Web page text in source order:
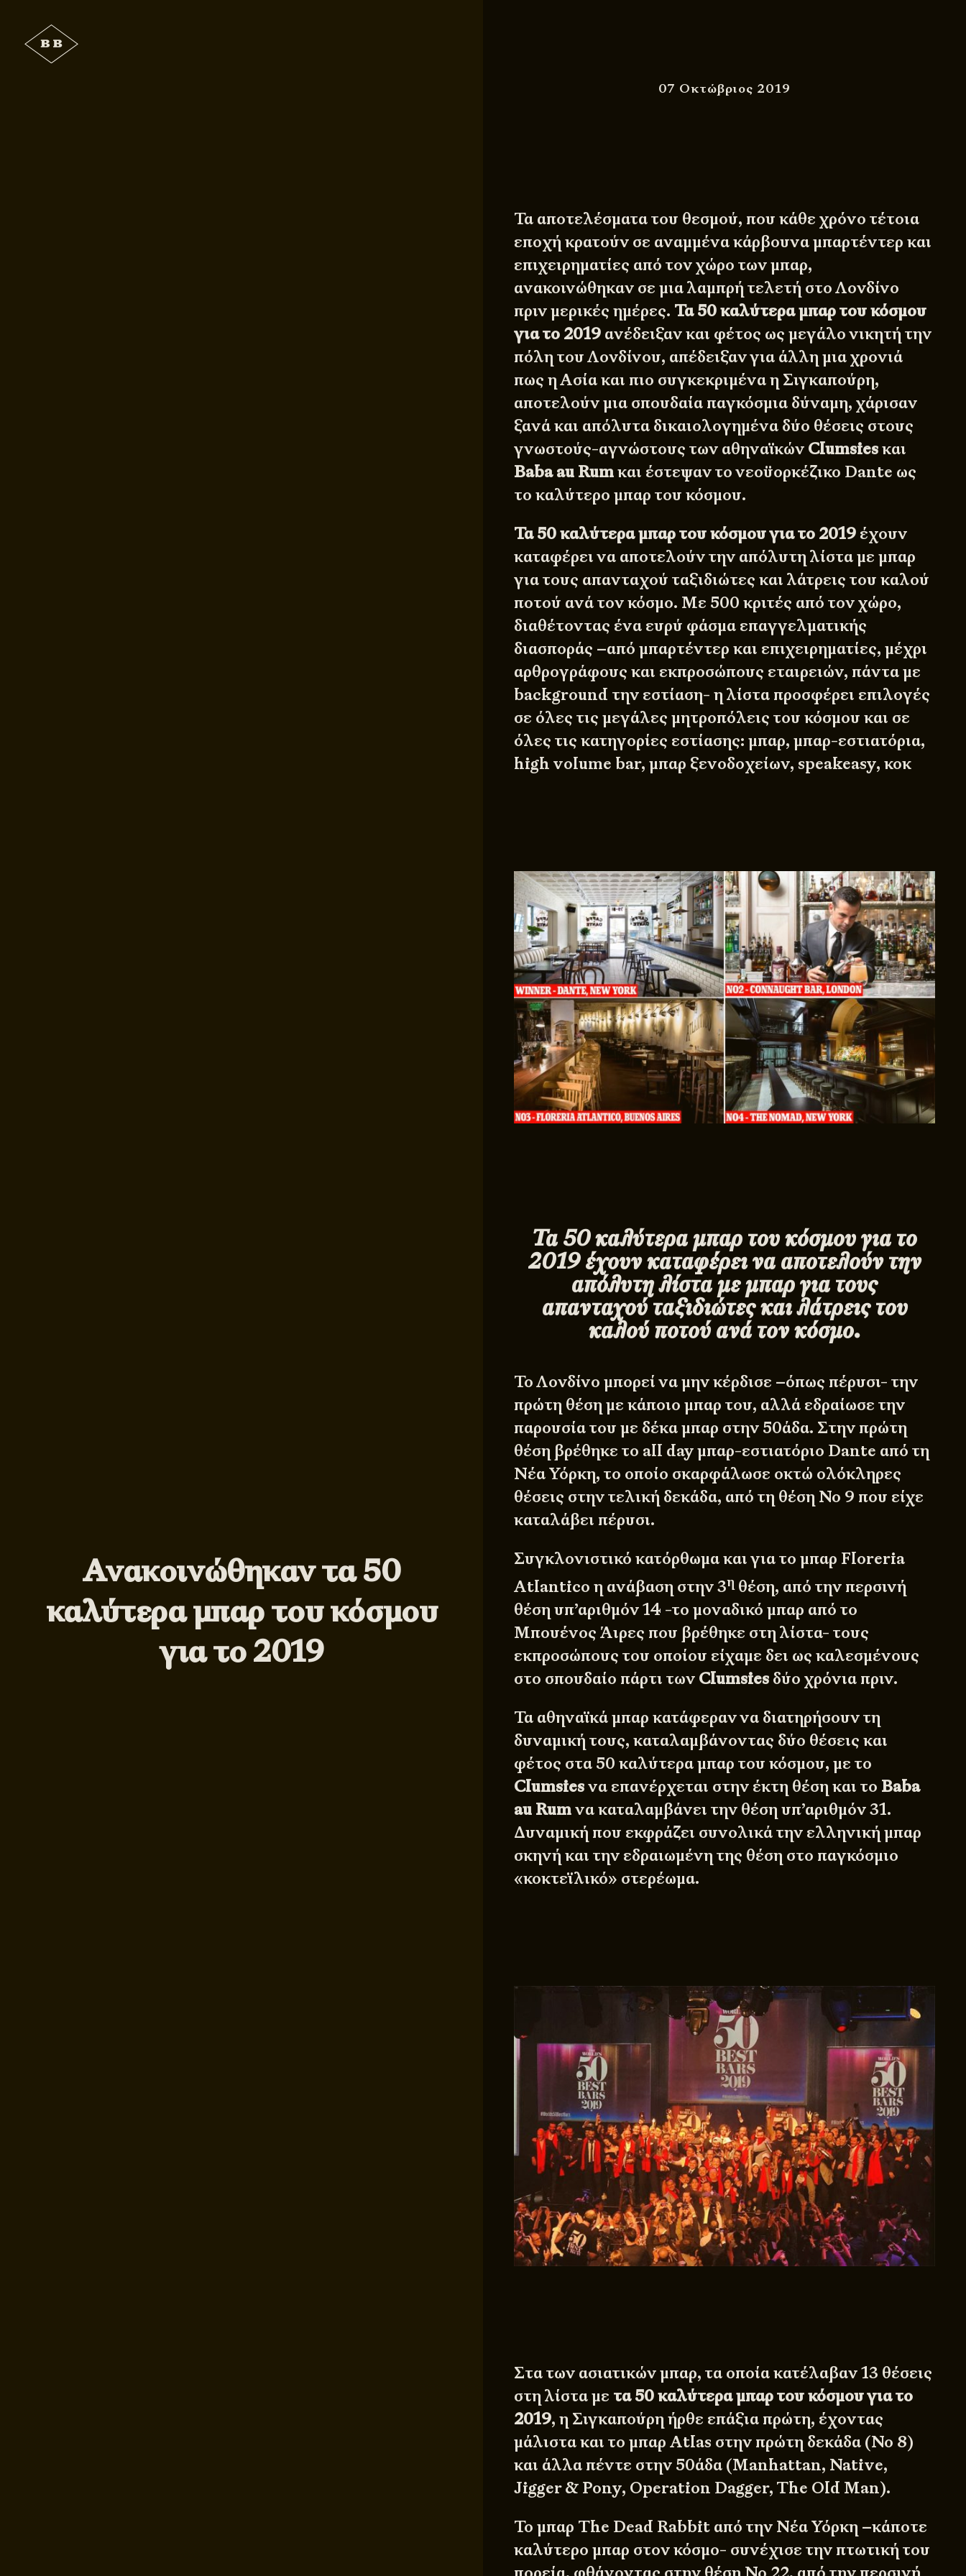
Ανακοινώθηκαν τα 50
καλύτερα μπαρ του κόσμου
για το 2019
07 Οκτώβριος 2019
Τα αποτελέσματα του θεσμού, που κάθε χρόνο τέτοια
εποχή κρατούν σε αναμμένα κάρβουνα μπαρτέντερ και
επιχειρηματίες από τον χώρο των μπαρ,
ανακοινώθηκαν σε μια λαμπρή τελετή στο Λονδίνο
πριν μερικές ημέρες. Τα 50 καλύτερα μπαρ του κόσμου
για το 2019 ανέδειξαν και φέτος ως μεγάλο νικητή την
πόλη του Λονδίνου, απέδειξαν για άλλη μια χρονιά
πως η Ασία και πιο συγκεκριμένα η Σιγκαπούρη,
αποτελούν μια σπουδαία παγκόσμια δύναμη, χάρισαν
ξανά και απόλυτα δικαιολογημένα δύο θέσεις στους
γνωστούς-αγνώστους των αθηναϊκών Clumsiesκαι
Baba au Rumκαι έστεψαν το νεοϋορκέζικο Dante ως
το καλύτερο μπαρ του κόσμου.
Τα 50 καλύτερα μπαρ του κόσμου για το 2019 έχουν
καταφέρει να αποτελούν την απόλυτη λίστα με μπαρ
για τους απανταχού ταξιδιώτες και λάτρεις του καλού
ποτού ανά τον κόσμο. Με 500 κριτές από τον χώρο,
διαθέτοντας ένα ευρύ φάσμα επαγγελματικής
διασποράς –από μπαρτέντερ και επιχειρηματίες, μέχρι
αρθρογράφους και εκπροσώπους εταιρειών, πάντα με
background την εστίαση- η λίστα προσφέρει επιλογές
σε όλες τις μεγάλες μητροπόλεις του κόσμου και σε
όλες τις κατηγορίες εστίασης: μπαρ, μπαρ-εστιατόρια,
high volume bar, μπαρ ξενοδοχείων, speakeasy, κοκ
Τα 50 καλύτερα μπαρ του κόσμου για το
2019 έχουν καταφέρει να αποτελούν την
απόλυτη λίστα με μπαρ για τους
απανταχού ταξιδιώτες και λάτρεις του
καλού ποτού ανά τον κόσμο.
Το Λονδίνο μπορεί να μην κέρδισε –όπως πέρυσι- την
πρώτη θέση με κάποιο μπαρ του, αλλά εδραίωσε την
παρουσία του με δέκα μπαρ στην 50άδα. Στην πρώτη
θέση βρέθηκε το all day μπαρ-εστιατόριο Dante από τη
Νέα Υόρκη, το οποίο σκαρφάλωσε οκτώ ολόκληρες
θέσεις στην τελική δεκάδα, από τη θέση Νο 9 που είχε
καταλάβει πέρυσι.
Συγκλονιστικό κατόρθωμα και για το μπαρ Floreria
Atlantico η ανάβαση στην 3ηθέση, από την περσινή
θέση υπ’αριθμόν 14 -το μοναδικό μπαρ από το
Μπουένος Άιρες που βρέθηκε στη λίστα- τους
εκπροσώπους του οποίου είχαμε δει ως καλεσμένους
στο σπουδαίο πάρτι των Clumsies δύο χρόνια πριν.
Τα αθηναϊκά μπαρ κατάφεραν να διατηρήσουν τη
δυναμική τους, καταλαμβάνοντας δύο θέσεις και
φέτος στα 50 καλύτερα μπαρ του κόσμου, με το
Clumsiesνα επανέρχεται στην έκτη θέση και το Baba
au Rumνα καταλαμβάνει την θέση υπ’αριθμόν 31.
Δυναμική που εκφράζει συνολικά την ελληνική μπαρ
σκηνή και την εδραιωμένη της θέση στο παγκόσμιο
«κοκτεϊλικό» στερέωμα.
Στα των ασιατικών μπαρ, τα οποία κατέλαβαν 13 θέσεις
στη λίστα με τα 50 καλύτερα μπαρ του κόσμου για το
2019, η Σιγκαπούρη ήρθε επάξια πρώτη, έχοντας
μάλιστα και το μπαρ Atlas στην πρώτη δεκάδα (Νο 8)
και άλλα πέντε στην 50άδα (Manhattan, Native,
Jigger & Pony, Operation Dagger, The Old Man).
Το μπαρ The Dead Rabbit από την Νέα Υόρκη –κάποτε
καλύτερο μπαρ στον κόσμο- συνέχισε την πτωτική του